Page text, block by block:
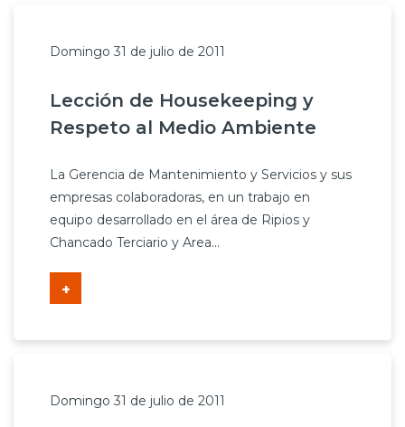
Domingo 31 de julio de 2011
Lección de Housekeeping y
Respeto al Medio Ambiente
La Gerencia de Mantenimiento y Servicios y sus
empresas colaboradoras, en un trabajo en
equipo desarrollado en el área de Ripios y
Chancado Terciario y Area...
+
Domingo 31 de julio de 2011